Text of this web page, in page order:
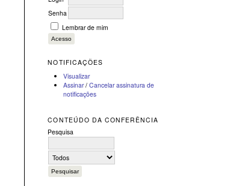
Senha
Lembrar de mim
NOTIFICAÇÕES
Visualizar
Assinar/Cancelar assinatura de
notificações
CONTEÚDO DA CONFERÊNCIA
Pesquisa